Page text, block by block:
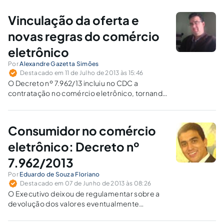
Vinculação da oferta e
novas regras do comércio
eletrônico
PorAlexandre Gazetta Simões
Destacado em 11 de Julho de 2013 às 15:46
O Decreto nº 7.962/13 incluiu no CDC a
contratação no comércio eletrônico, tornando
cumprimento da publicidade veiculada nos
Consumidor no comércio
eletrônico: Decreto nº
7.962/2013
Por Eduardo de Souza Floriano
Destacado em 07 de Junho de 2013 às 08:26
O Executivo deixou de regulamentar sobre a
devolução dos valores eventualmente